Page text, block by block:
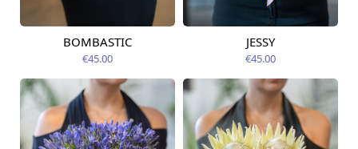
Pieejams šodien
BOMBASTIC
€45.00
Pieejams šodien
JESSY
€45.00